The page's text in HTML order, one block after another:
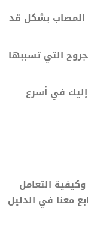
المصاب بشكل قد
التي تسببها
في أسرع
التعامل
معنا في الدليل